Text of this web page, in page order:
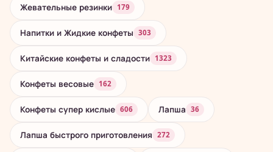
Жевательные резинки 179
Напитки и Жидкие конфеты 303
Китайские конфеты и сладости 1323
Конфеты весовые 162
Конфеты супер кислые 606 Лапша 36
Лапша быстрого приготовления 272